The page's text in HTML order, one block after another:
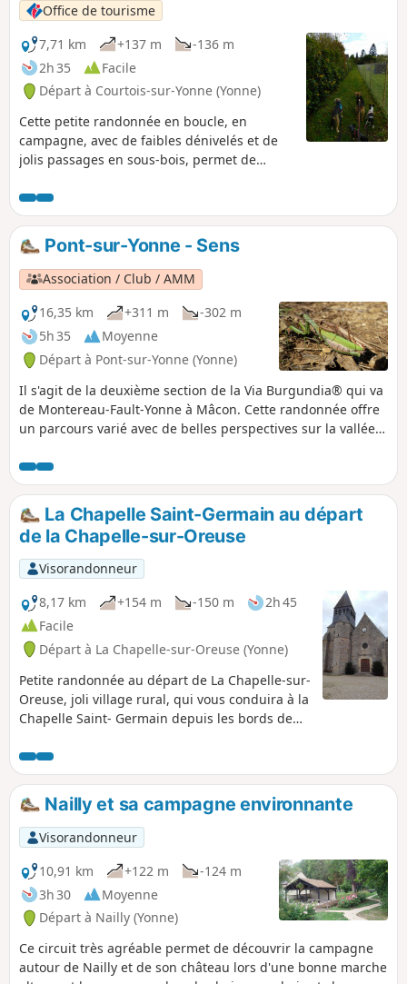
Office de tourisme
7,71 km
+137 m
-136 m
2h 35
Facile
Départ à Courtois-sur-Yonne (Yonne)
Cette petite randonnée en boucle, en
campagne, avec de faibles dénivelés et de
jolis passages en sous-bois, permet de
de Courtois-sur-Yonne, toute proche de
Sens. Le circuit emprunte en partie le tracé
du GR® 213 (balisage Rouge et Blanc), qui
relie Pont-sur-Yonne à Auxerre et offre de
belles perspectives sur la vallée de l'Yonne,
en direction du Nord.
Pont-sur-Yonne - Sens
Association / Club / AMM
16,35 km
+311 m
-302 m
5h 35
Moyenne
Départ à Pont-sur-Yonne (Yonne)
Il s'agit de la deuxième section de la Via Burgundia® qui va
de Montereau-Fault-Yonne à Mâcon. Cette randonnée offre
un parcours varié avec de belles perspectives sur la vallée
patrimoine remarquable et une histoire riche, qui mérite
d'être connue.
La Chapelle Saint-Germain au départ
de la Chapelle-sur-Oreuse
Visorandonneur
8,17 km
+154 m -150 m
2h 45
Facile
Départ à La Chapelle-sur-Oreuse (Yonne)
Petite randonnée au départ de La Chapelle-sur-
Oreuse, joli village rural, qui vous conduira à la
Chapelle Saint- Germain depuis les bords de
la campagne, puis vous pénétrerez dans les
bois avant d'atteindre la chapelle. Là, une table
d'orientation vous permettra de découvrir la
vallée du Nord de l'Yonne. Au retour, vous
traverserez le village en passant près de
l'Église Saint-Laurent puis entre les étangs de
pêche et longerez le lavoir.
Nailly et sa campagne environnante
Visorandonneur
10,91 km
+122 m
-124 m
3h 30
Moyenne
Départ à Nailly (Yonne)
Ce circuit très agréable permet de découvrir la campagne
autour de Nailly et de son château lors d'une bonne marche